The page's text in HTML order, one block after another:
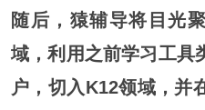
随后，猿辅导将目光
域，利用之前学习工具
户，切入K12领域，并